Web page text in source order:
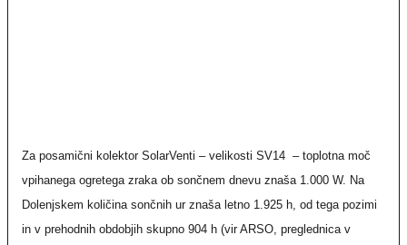
Za posamični kolektor SolarVenti – velikosti SV14 – toplotna moč
vpihanega ogretega zraka ob sončnem dnevu znaša 1.000 W. Na
Dolenjskem količina sončnih ur znaša letno 1.925 h, od tega pozimi
in v prehodnih obdobjih skupno 904 h (vir ARSO, preglednica v